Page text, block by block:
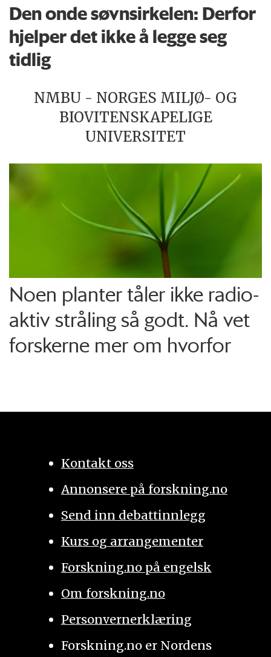
Den onde søvnsirkelen: Derfor
hjelper det ikke å legge seg
tidlig
NMBU - NORGES MILJØ- OG
BIOVITENSKAPELIGE
UNIVERSITET
Noen planter tåler ikke radio­
aktiv stråling så godt. Nå vet
forskerne mer om hvorfor
Kontakt oss
Annonsere på forskning.no
Send inn debattinnlegg
Kurs og arrangementer
Forskning.no på engelsk
Om forskning.no
Personvernerklæring
Forskning.no er Nordens